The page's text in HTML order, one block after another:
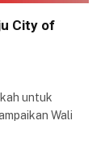
City of
untuk
Wali